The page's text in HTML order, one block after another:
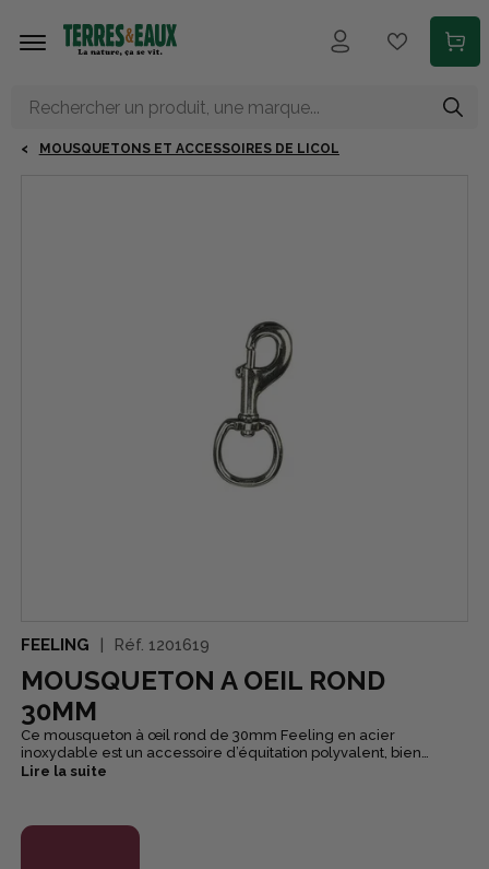
MOUSQUETONS ET ACCESSOIRES DE LICOL
FEELING Réf. 1201619
MOUSQUETON A OEIL ROND
30MM
Ce mousqueton à œil rond de 30mm Feeling en acier
inoxydable est un accessoire d’équitation polyvalent, bien
pratique pour y raccorder une longe à un licol.
Lire la suite